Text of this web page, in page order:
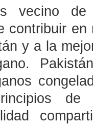
vecino de
contribuir
y a la
de